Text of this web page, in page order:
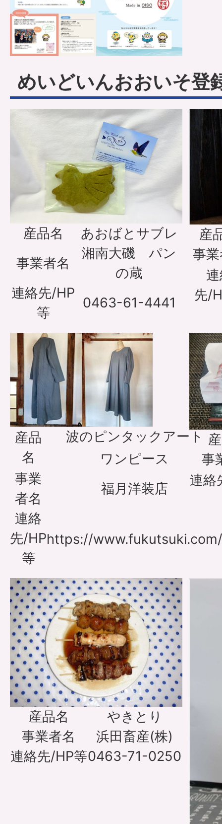
めいどいんおおいそ登
産品名
あおばとサブレ
事業者名
湘南大磯 パン
の蔵
連絡先/HP
等
0463-61-4441
産
事
先/
産品
名
波のピンタックアート
ワンピース
事業
者名
福月洋装店
連絡
先/HP
等
https://www.fukutsuki.com/
事
連絡
産品名
やきとり
事業者名
浜田畜産(株)
連絡先/HP等0463-71-0250